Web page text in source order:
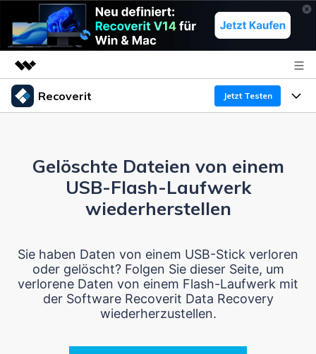
Top-Produkte
Überblick
Über uns
Support
Recoverit Jetzt Testen
Recoverit für Windows
KI
Ein führendes Tool zur Datenrettung für Windows
Recoverit für Mac
KI
Unbegrenzte Daten vom Mac-System
Funktionen
Wiederherstellung von Laufwerken
Exklusive Wiederherstellungsl?sungen Neu
Dokumente wiederherstellen
Experte für Datenrettung
Kundengeschichten
Aktuelles Thema
Guide
DOWNLOAD Sign In
Gelöschte Dateien von einem
USB-Flash-Laufwerk
wiederherstellen
Sie haben Daten von einem USB-Stick verloren
oder gelöscht? Folgen Sie dieser Seite, um
verlorene Daten von einem Flash-Laufwerk mit
der Software Recoverit Data Recovery
wiederherzustellen.